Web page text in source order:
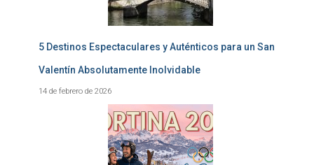
5 Destinos Espectaculares y Auténticos para un San
Valentín Absolutamente Inolvidable
14 de febrero de 2026